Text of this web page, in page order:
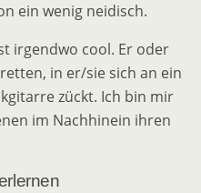
ein wenig neidisch.
irgendwo cool. Er oder
in er/sie sich an ein
zückt. Ich bin mir
im Nachhinein ihren